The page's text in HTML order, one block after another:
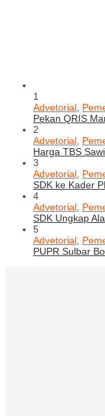
1
Advetorial,
Pekan QRIS
2
Advetorial,
Harga TBS
3
Advetorial,
SDK ke Kader
4
Advetorial,
SDK Ungkap
5
Advetorial,
PUPR Sulbar